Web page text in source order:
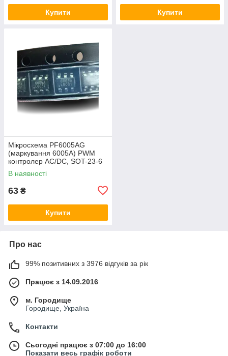
Купити Купити
Мікросхема PF6005AG
(маркування 6005A) PWM
контролер AC/DC, SOT-23-6
В наявності
63 ₴
Купити
Про нас
99% позитивних з 3976 відгуків за рік
Працює з 14.09.2016
м. Городище
Городище, Україна
Контакти
Сьогодні працює з 07:00 до 16:00
Показати весь графік роботи